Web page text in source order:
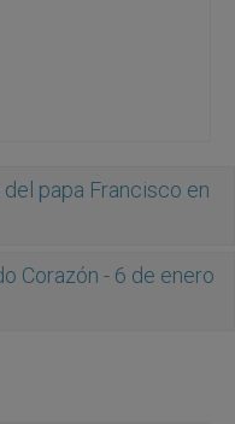
papa Francisco en
Corazón - 6 de enero